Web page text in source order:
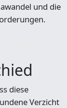
und die
diese
Verzicht